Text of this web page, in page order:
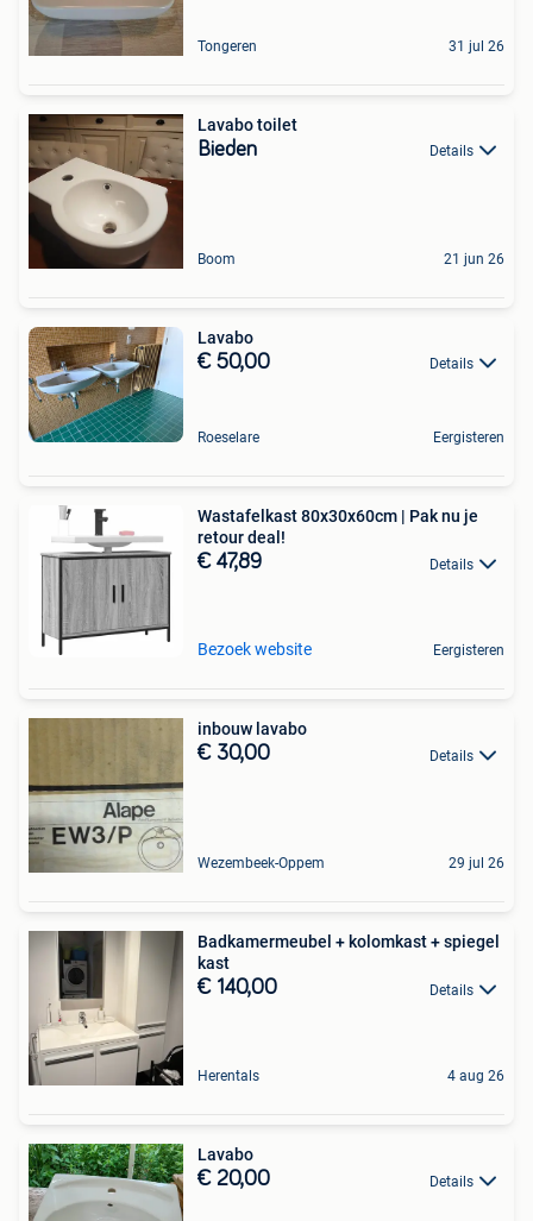
Tongeren 31 jul 26
Lavabo toilet
Bieden Details
Boom 21 jun 26
Lavabo
€ 50,00 Details
Roeselare Eergisteren
Wastafelkast 80x30x60cm | Pak nu je
retour deal!
€ 47,89 Details
Bezoek website Eergisteren
inbouw lavabo
€ 30,00 Details
Wezembeek-Oppem 29 jul 26
Badkamermeubel + kolomkast + spiegel
kast
€ 140,00 Details
Herentals 4 aug 26
Lavabo
€ 20,00 Details